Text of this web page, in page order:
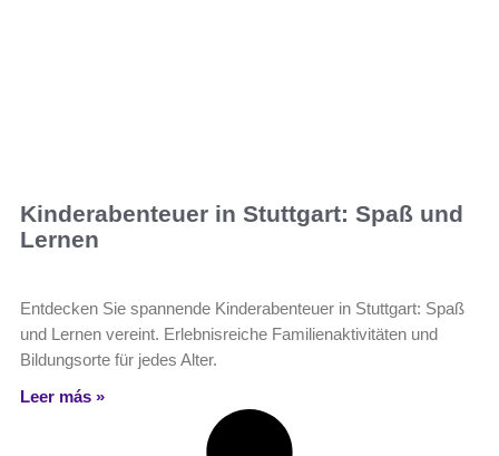
Kinderabenteuer in Stuttgart: Spaß und
Lernen
Entdecken Sie spannende Kinderabenteuer in Stuttgart: Spaß
und Lernen vereint. Erlebnisreiche Familienaktivitäten und
Bildungsorte für jedes Alter.
Leer más »